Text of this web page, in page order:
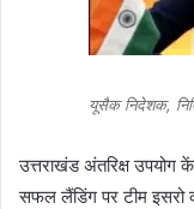
यूसैक निदेशक,
उत्तराखंड अंतरिक्ष उपयोग
सफल लैंडिंग पर टीम इसरो